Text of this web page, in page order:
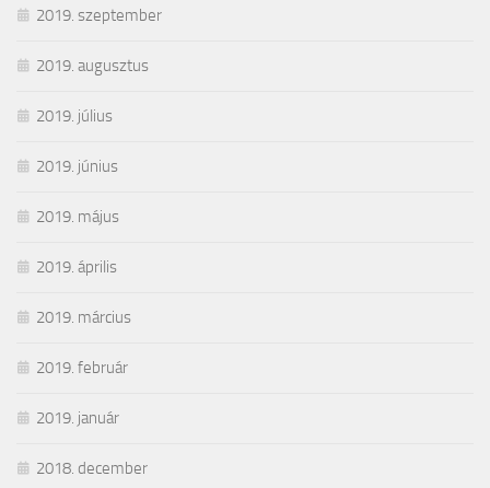
2019. szeptember
2019. augusztus
2019. július
2019. június
2019. május
2019. április
2019. március
2019. február
2019. január
2018. december